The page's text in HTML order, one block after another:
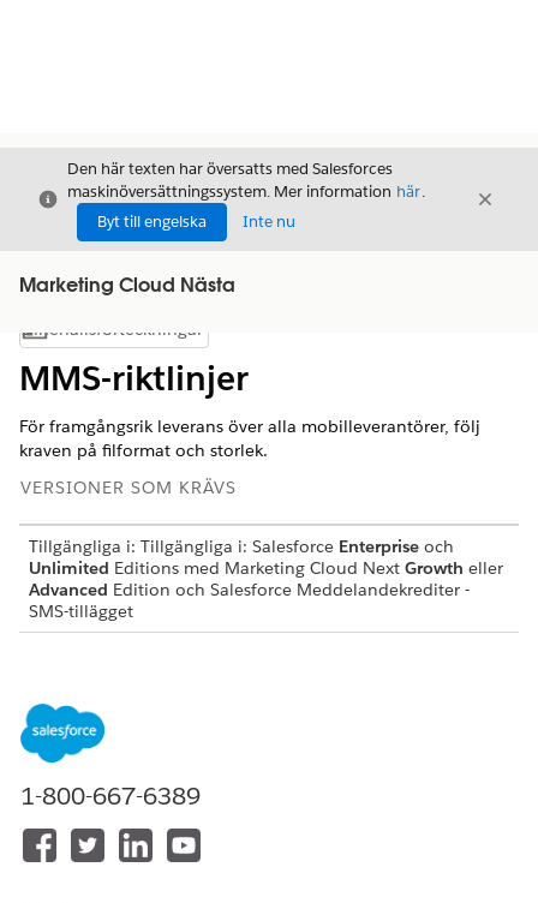
Stäng
Den här texten har översatts med Salesforces
maskinöversättningssystem. Mer information här.
Byt till engelska
Inte nu
Stäng
Marketing Cloud Nästa
Visa innehållsförteckning
Innehållsförteckningar
MMS-riktlinjer
För framgångsrik leverans över alla mobilleverantörer, följ
kraven på filformat och storlek.
VERSIONER SOM KRÄVS
Tillgängliga i: Tillgängliga i: Salesforce Enterprise och
Unlimited Editions med Marketing Cloud Next Growth eller
Advanced Edition och Salesforce Meddelandekrediter -
SMS-tillägget
Bild
pg,.mpeg,.mp4,.m
peg
1-800-667-6389